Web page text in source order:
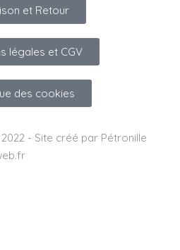
et Retour
légales et CGV
des cookies
- Site créé par Pétronille